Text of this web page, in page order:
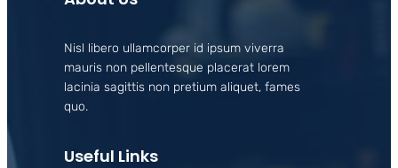
Nisl libero ullamcorper id ipsum viverra
mauris non pellentesque placerat lorem
lacinia sagittis non pretium aliquet, fames
quo.
Useful Links